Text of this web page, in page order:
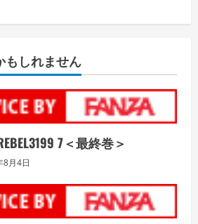
もしれません
7＜最終巻＞
8月4日